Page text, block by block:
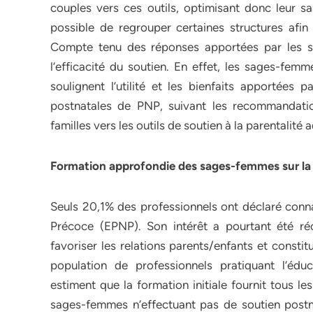
couples vers ces outils, optimisant donc leur
possible de regrouper certaines structures
Compte tenu des réponses apportées par les
l’efficacité du soutien. En effet, les sages-
soulignent l’utilité et les bienfaits apportées
postnatales de PNP, suivant les
familles vers les outils de soutien à la parentalité
Formation approfondie des sages-femmes sur
Seuls 20,1% des professionnels ont déclaré
Précoce (EPNP). Son intérêt a pourtant été
favoriser les relations parents/enfants et
population de professionnels pratiquant
estiment que la formation initiale fournit tous
sages-femmes n’effectuant pas de soutien